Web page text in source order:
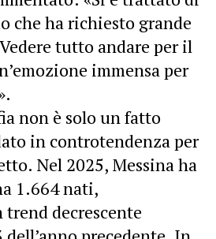
che ha richiesto grande
tutto andare per il
immensa per
non è solo un fatto
in controtendenza per
Nel 2025, Messina ha
1.664 nati,
decrescente